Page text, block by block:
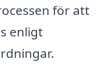
för att
enligt